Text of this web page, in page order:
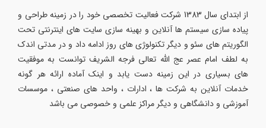
از ابتدای سال 1383 شرکت فعالیت تخصصی خود را در زمینه طراحی و
پیاده سازی سیستم ها آنلاین و بهینه سازی سایت های اینترنتی تحت
الگوریتم های سئو و دیگر تکنولوژی های روز ادامه داد و در مدتی اندک
به لطف امام عصر عج الله تعالی فرجه الشریف توانست به موفقیت
های بسیاری در این زمینه دست یابد و اینک آماده ارائه هر گونه
خدمات آنلاین به شرکت ها ، ادارات ، واحد های صنعتی ، موسسات
آموزشی و دانشگاهی و دیگر مراکز علمی و خصوصی می باشد